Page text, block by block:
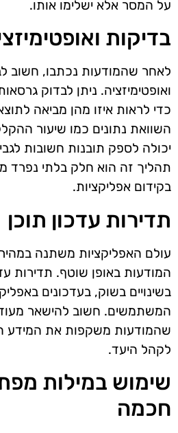
על המסר אלא ישלימו אותו.
בדיקות
לאחר שהמודעות נכתבו, חשוב
ואופטימיזציה. ניתן לבדוק
כדי לראות איזו מהן מביאה
השוואת נתונים כמו שיעור
יכולה לספק תובנות חשובות
תהליך זה הוא חלק בלתי נפרד
בקידום אפליקציות.
תדירות עדכון תוכן
עולם האפליקציות משתנה
המודעות באופן שוטף. תדירות
בשינויים בשוק, בעדכונים
המשתמשים. חשוב להישאר
שהמודעות משקפות את המידע
לקהל היעד.
שימוש במילות
חכמה